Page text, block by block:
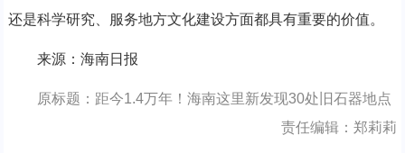
还是科学研究、服务地方文化建设方面都具有重要的价值。
来源：海南日报
原标题：距今1.4万年！海南这里新发现30处旧石器地点
责任编辑：郑莉莉